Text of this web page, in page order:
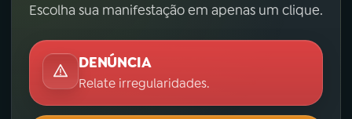
Escolha sua manifestação em apenas um clique.
DENÚNCIA
Relate irregularidades.